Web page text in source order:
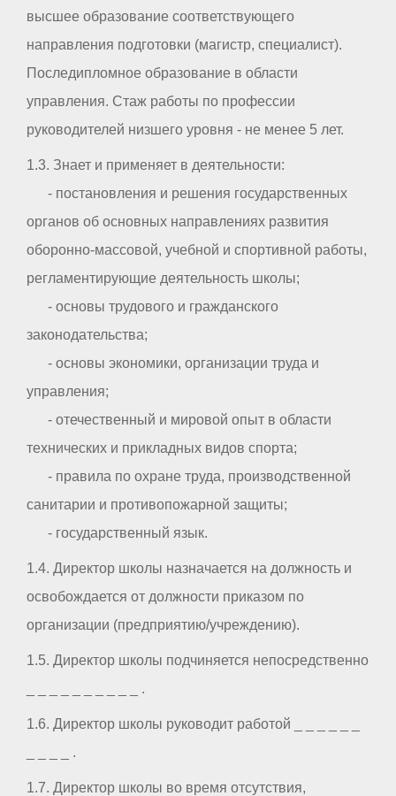
высшее образование соответствующего
направления подготовки (магистр, специалист).
Последипломное образование в области
управления. Стаж работы по профессии
руководителей низшего уровня - не менее 5 лет.
1.3. Знает и применяет в деятельности:
- постановления и решения государственных
органов об основных направлениях развития
оборонно-массовой, учебной и спортивной работы,
регламентирующие деятельность школы;
- основы трудового и гражданского
законодательства;
- основы экономики, организации труда и
управления;
- отечественный и мировой опыт в области
технических и прикладных видов спорта;
- правила по охране труда, производственной
санитарии и противопожарной защиты;
- государственный язык.
1.4. Директор школы назначается на должность и
освобождается от должности приказом по
организации (предприятию/учреждению).
1.5. Директор школы подчиняется непосредственно
_ _ _ _ _ _ _ _ _ _ .
1.6. Директор школы руководит работой _ _ _ _ _ _
_ _ _ _ .
1.7. Директор школы во время отсутствия,